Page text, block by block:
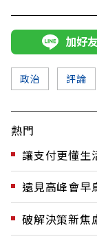
加好友
政治 評論
熱門
讓支付更懂生
遠見高峰會早
破解決策新焦